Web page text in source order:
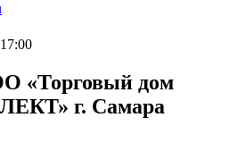
«Торговый дом
г. Самара